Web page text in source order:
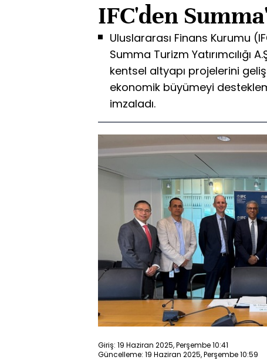
IFC'den
Uluslararası Finans Kurumu
Summa Turizm Yatırımcılığı
kentsel altyapı projelerini
ekonomik büyümeyi
imzaladı.
Giriş: 19 Haziran 2025, Perşembe 10:41
Güncelleme: 19 Haziran 2025, Perşembe 10:59